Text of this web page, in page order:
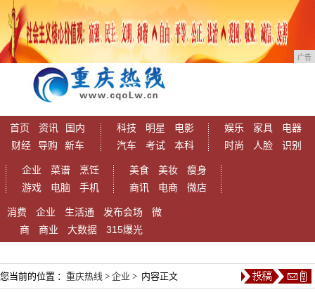
广告
首页 资讯
国内
财经
导购 新车
科技 明星
电影
汽车
考试 本科
娱乐 家具
电器
时尚
人脸 识别
企业 菜谱
烹饪
游戏
电脑 手机
美食 美妆
瘦身
商讯
电商 微店
消费 企业 生活通 发布会场
微
商
商业 大数据 315爆光
您当前的位置 ： 重庆热线 > 企业 > 内容正文